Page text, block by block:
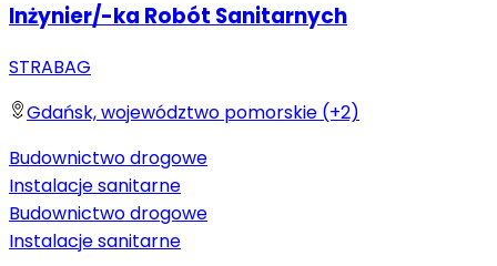
Inżynier/-ka Robót Sanitarnych
STRABAG
Gdańsk, województwo pomorskie (+2)
Budownictwo drogowe
Instalacje sanitarne
Budownictwo drogowe
Instalacje sanitarne